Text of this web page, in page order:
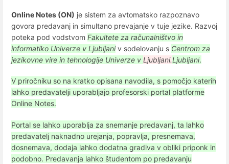
Online Notes (ON) je sistem za avtomatsko razpoznavo
govora predavanj in simultano prevajanje v tuje jezike. Razvoj
poteka pod vodstvom Fakultete za računalništvo in
informatiko Univerze v Ljubljaniv sodelovanju s Centrom za
jezikovne vire in tehnologije Univerze v Ljubljani.Ljubljani.
V priročniku so na kratko opisana navodila, s pomočjo katerih
lahko predavatelji uporabljajo profesorski portal platforme
Online Notes.
Portal se lahko uporablja za snemanje predavanj, ta lahko
predavatelj naknadno urejanja, popravlja, presnemava,
dosnemava, dodaja lahko dodatna gradiva v obliki priponk in
podobno. Predavanja lahko študentom po predavanju